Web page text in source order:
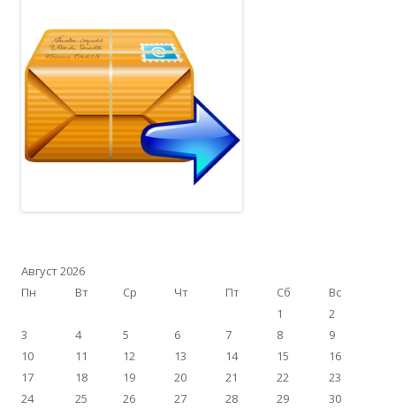
Август 2026
Пн
Вт Ср Чт Пт Сб
Вс
1
2
3
4 5 6 7 8
9
10
11 12 13 14 15
16
17
18 19 20 21 22
23
24
25 26 27 28 29
30